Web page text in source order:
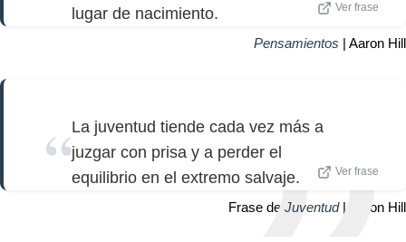
lugar de nacimiento.
Ver frase
Pensamientos | Aaron Hill
La juventud tiende cada vez más a
juzgar con prisa y a perder el
equilibrio en el extremo salvaje.
Ver frase
Frase de Juventud| Aaron Hill